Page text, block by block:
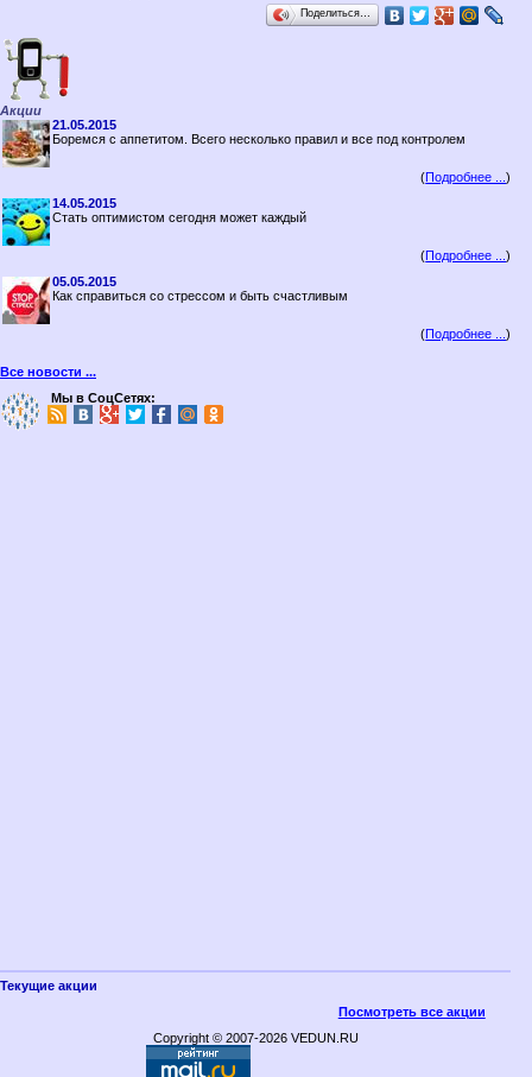
Поделиться…
Акции
21.05.2015
Боремся с аппетитом. Всего несколько правил и все под контролем
(Подробнее ...)
14.05.2015
Стать оптимистом сегодня может каждый
(Подробнее ...)
05.05.2015
Как справиться со стрессом и быть счастливым
(Подробнее ...)
Все новости ...
Мы в СоцСетях:
Текущие акции
Посмотреть все акции
Copyright © 2007-2026 VEDUN.RU